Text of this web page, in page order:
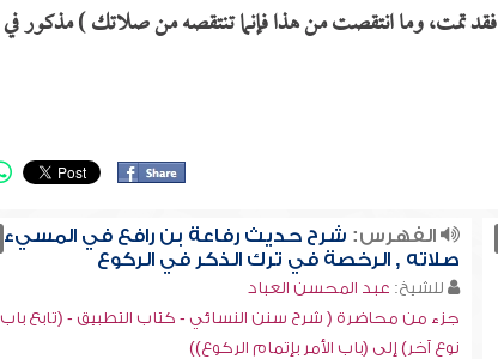
تمت، وما انتقصت من هذا فإنما تنتقصه من صلاتك ) مذكور في
الفهرس: شرح حديث رفاعة بن رافع في المسيء
صلاته , الرخصة في ترك الذكر في الركوع
للشيخ: عبد المحسن العباد
جزء من محاضرة ( شرح سنن النسائي - كتاب التطبيق - (تابع باب
نوع آخر) إلى (باب الأمر بإتمام الركوع))